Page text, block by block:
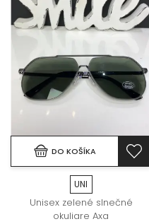
DO KOŠÍKA
UNI
Unisex zelené slnečné
okuliare Axa